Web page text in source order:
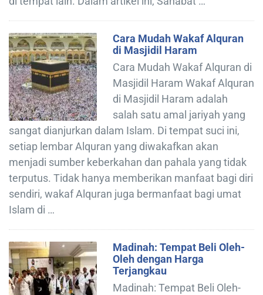
Cara Mudah Wakaf Alquran
di Masjidil Haram
Cara Mudah Wakaf Alquran di
Masjidil Haram Wakaf Alquran
di Masjidil Haram adalah
salah satu amal jariyah yang
sangat dianjurkan dalam Islam. Di tempat suci ini,
setiap lembar Alquran yang diwakafkan akan
menjadi sumber keberkahan dan pahala yang tidak
terputus. Tidak hanya memberikan manfaat bagi diri
sendiri, wakaf Alquran juga bermanfaat bagi umat
Islam di …
Madinah: Tempat Beli Oleh-
Oleh dengan Harga
Terjangkau
Madinah: Tempat Beli Oleh-